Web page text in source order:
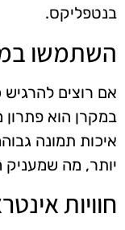
בנטפליקס.
השתמשו
אם רוצים להרגיש
במקרן הוא פתרון
איכות תמונה
יותר, מה שמעניק
חוויות